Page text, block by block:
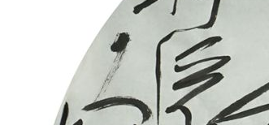
生态环境 一带一路
大国保险 云顶对话